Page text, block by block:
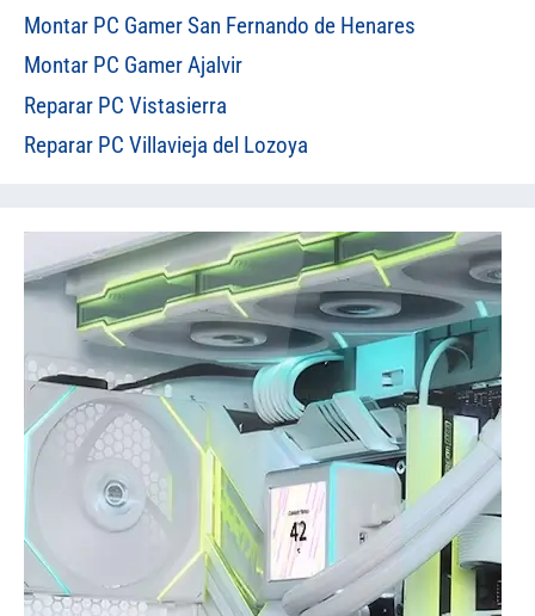
Montar PC Gamer San Fernando de Henares
Montar PC Gamer Ajalvir
Reparar PC Vistasierra
Reparar PC Villavieja del Lozoya